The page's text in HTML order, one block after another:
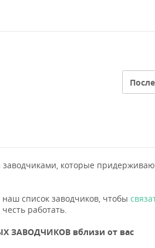
которые
список заводчиков, чтобы
работать.
ЗАВОДЧИКОВ вблизи от вас